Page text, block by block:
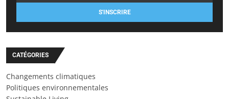
S'INSCRIRE
CATÉGORIES
Changements climatiques
Politiques environnementales